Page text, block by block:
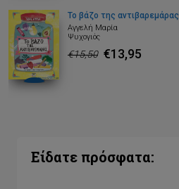
Το βάζο της αντιβαρεμάρας
Αγγελή Μαρία
Ψυχογιός
€15,50 €13,95
Είδατε πρόσφατα: